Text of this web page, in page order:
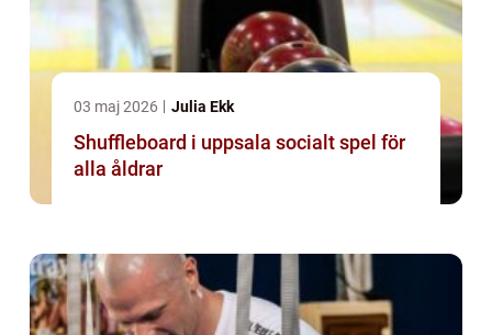
03 maj 2026 Julia Ekk
Shuffleboard i uppsala socialt spel för
alla åldrar